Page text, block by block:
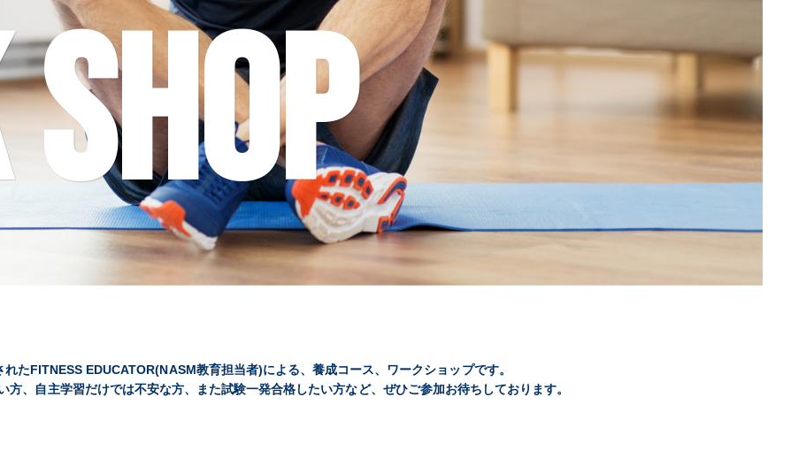
たFITNESS EDUCATOR(NASM教育担当者)による、養成コース、ワークショップです。
方、自主学習だけでは不安な方、また試験一発合格したい方など、ぜひご参加お待ちしております。